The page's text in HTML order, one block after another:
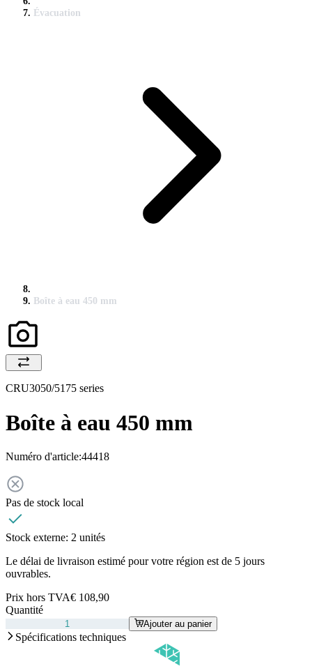
Évacuation
Boîte à eau 450 mm
CRU3050/5175 series
Boîte à eau 450 mm
Numéro d'article:44418
Pas de stock local
Stock externe: 2 unités
Le délai de livraison estimé pour votre région est de 5 jours
ouvrables.
Prix hors TVA€ 108,90
Quantité
Ajouter au panier
Spécifications techniques